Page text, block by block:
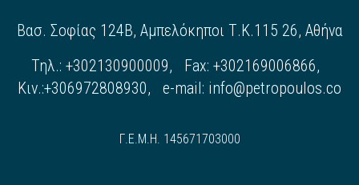
Βασ. Σοφίας 124Β, Αμπελόκηποι Τ.Κ.115 26, Αθήνα
Τηλ.: +302130900009, Fax: +302169006866,
Κιν.:+306972808930, e-mail: info@petropoulos.co
Γ.Ε.Μ.Η. 145671703000